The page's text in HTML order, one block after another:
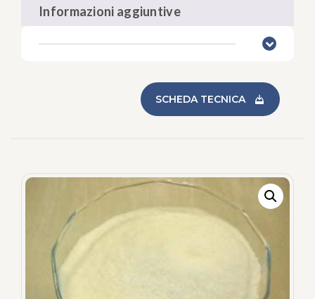
Informazioni aggiuntive
SCHEDA TECNICA